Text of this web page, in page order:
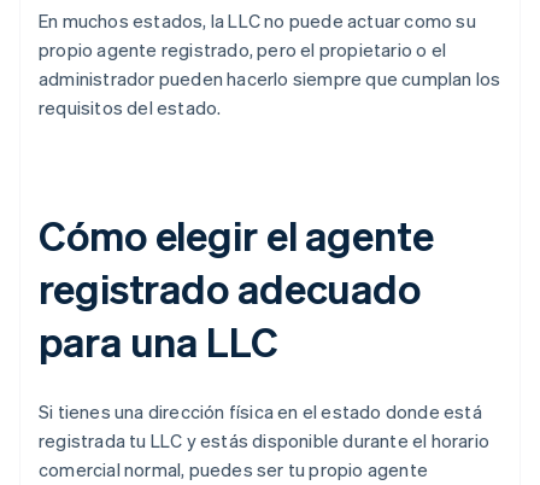
En muchos estados, la LLC no puede actuar como su
propio agente registrado, pero el propietario o el
administrador pueden hacerlo siempre que cumplan los
requisitos del estado.
Cómo elegir el agente
registrado adecuado
para una LLC
Si tienes una dirección física en el estado donde está
registrada tu LLC y estás disponible durante el horario
comercial normal, puedes ser tu propio agente